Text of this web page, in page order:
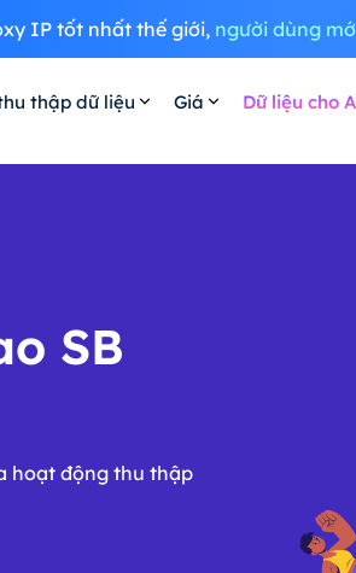
IP tốt nhất thế giới, người dùng
thập dữ liệu Giá Dữ liệu cho
SB
hoạt động thu thập